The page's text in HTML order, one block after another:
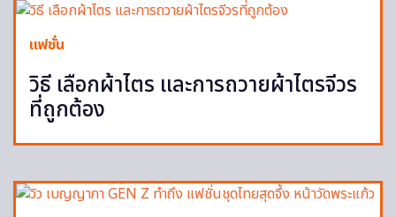
แฟชั่น
วิธี เลือกผ้าไตร และการถวายผ้าไตรจีวร
ที่ถูกต้อง